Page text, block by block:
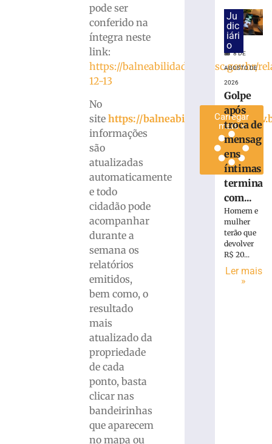
pode ser
conferido na
íntegra neste
link:
https://balneabilidade.ima.sc.gov.br/
12-13
No
sitehttps://
informações
são
atualizadas
automaticamente
e todo
cidadão pode
acompanhar
durante a
semana os
relatórios
emitidos,
bem como, o
resultado
mais
atualizado da
propriedade
de cada
ponto, basta
clicar nas
bandeirinhas
que aparecem
no mapa ou
Carregar
mais »
Ju
dic
iári
o
8 DE
AGOSTO DE
2026
Golpe
após
troca de
mensag
ens
íntimas
termina
com...
Homem e
mulher
terão que
devolver
R$ 20...
Ler mais
»